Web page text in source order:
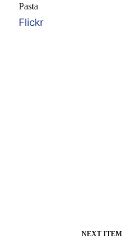
Pasta
Flickr
NEXT ITEM